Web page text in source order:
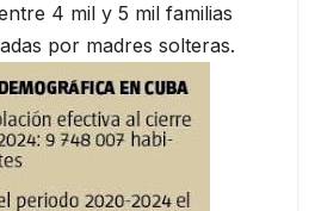
4 mil y 5 mil familias
por madres solteras.